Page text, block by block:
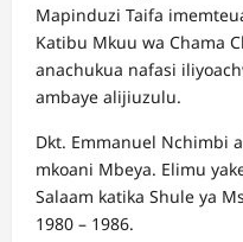
Mapinduzi Taifa
Katibu Mkuu wa Chama
anachukua nafasi
ambaye alijiuzulu.
Dkt. Emmanuel Nchimbi
mkoani Mbeya. Elimu
Salaam katika Shule ya
1980 – 1986.